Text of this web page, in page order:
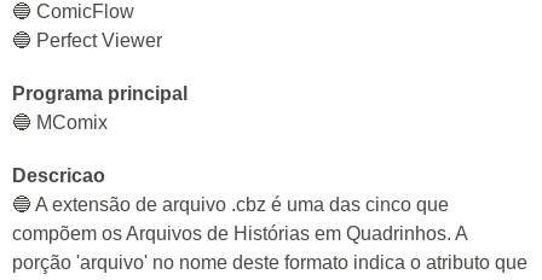
🔵 ComicFlow
🔵 Perfect Viewer
Programa principal
🔵 MComix
Descricao
🔵 A extensão de arquivo .cbz é uma das cinco que
compõem os Arquivos de Histórias em Quadrinhos. A
porção 'arquivo' no nome deste formato indica o atributo que